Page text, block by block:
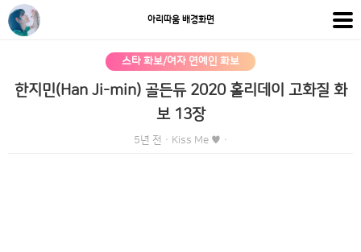
아리따움 배경화면
스타 화보/여자 연예인 화보
한지민(Han Ji-min) 골든듀 2020 홀리데이 고화질 화
보 13장
5년 전 · Kiss Me ♥ ·